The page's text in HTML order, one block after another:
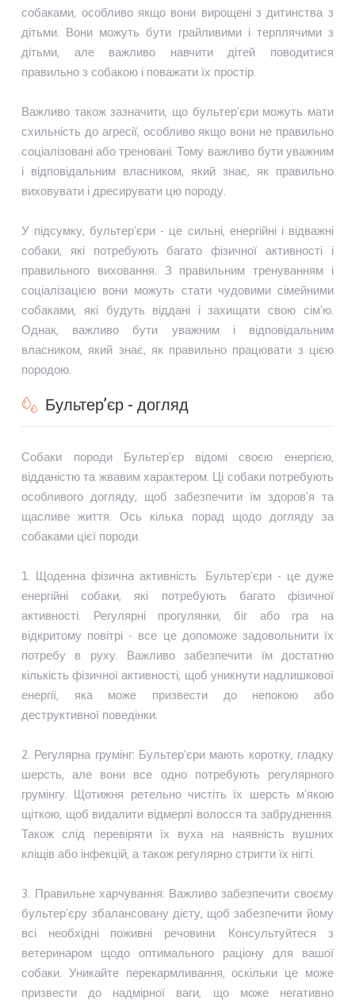
собаками, особливо якщо вони вирощені з дитинства з
дітьми. Вони можуть бути грайливими і терплячими з
дітьми, але важливо навчити дітей поводитися
правильно з собакою і поважати їх простір.
Важливо також зазначити, що бультер'єри можуть мати
схильність до агресії, особливо якщо вони не правильно
соціалізовані або треновані. Тому важливо бути уважним
і відповідальним власником, який знає, як правильно
виховувати і дресирувати цю породу.
У підсумку, бультер'єри - це сильні, енергійні і відважні
собаки, які потребують багато фізичної активності і
правильного виховання. З правильним тренуванням і
соціалізацією вони можуть стати чудовими сімейними
собаками, які будуть віддані і захищати свою сім'ю.
Однак, важливо бути уважним і відповідальним
власником, який знає, як правильно працювати з цією
породою.
Бультер’єр - догляд
Собаки породи Бультер'єр відомі своєю енергією,
відданістю та жвавим характером. Ці собаки потребують
особливого догляду, щоб забезпечити їм здоров'я та
щасливе життя. Ось кілька порад щодо догляду за
собаками цієї породи.
1. Щоденна фізична активність: Бультер'єри - це дуже
енергійні собаки, які потребують багато фізичної
активності. Регулярні прогулянки, біг або гра на
відкритому повітрі - все це допоможе задовольнити їх
потребу в руху. Важливо забезпечити їм достатню
кількість фізичної активності, щоб уникнути надлишкової
енергії, яка може призвести до непокою або
деструктивної поведінки.
2. Регулярна грумінг: Бультер'єри мають коротку, гладку
шерсть, але вони все одно потребують регулярного
грумінгу. Щотижня ретельно чистіть їх шерсть м'якою
щіткою, щоб видалити відмерлі волосся та забруднення.
Також слід перевіряти їх вуха на наявність вушних
кліщів або інфекцій, а також регулярно стригти їх нігті.
3. Правильне харчування: Важливо забезпечити своєму
бультер'єру збалансовану дієту, щоб забезпечити йому
всі необхідні поживні речовини. Консультуйтеся з
ветеринаром щодо оптимального раціону для вашої
собаки. Уникайте перекармливання, оскільки це може
призвести до надмірної ваги, що може негативно